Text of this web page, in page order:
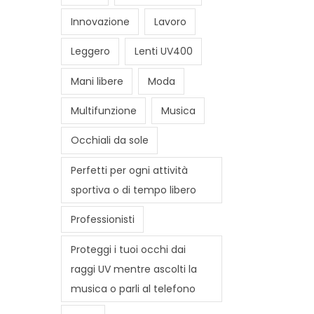
Innovazione Lavoro
Leggero Lenti UV400
Mani libere Moda
Multifunzione Musica
Occhiali da sole
Perfetti per ogni attività
sportiva o di tempo libero
Professionisti
Proteggi i tuoi occhi dai
raggi UV mentre ascolti la
musica o parli al telefono